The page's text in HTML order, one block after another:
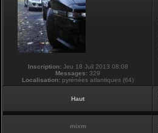
Inscription:Jeu 18 Juil 2013 08:08
Messages: 329
Localisation: pyrénées atlantiques (64)
Haut
mixm